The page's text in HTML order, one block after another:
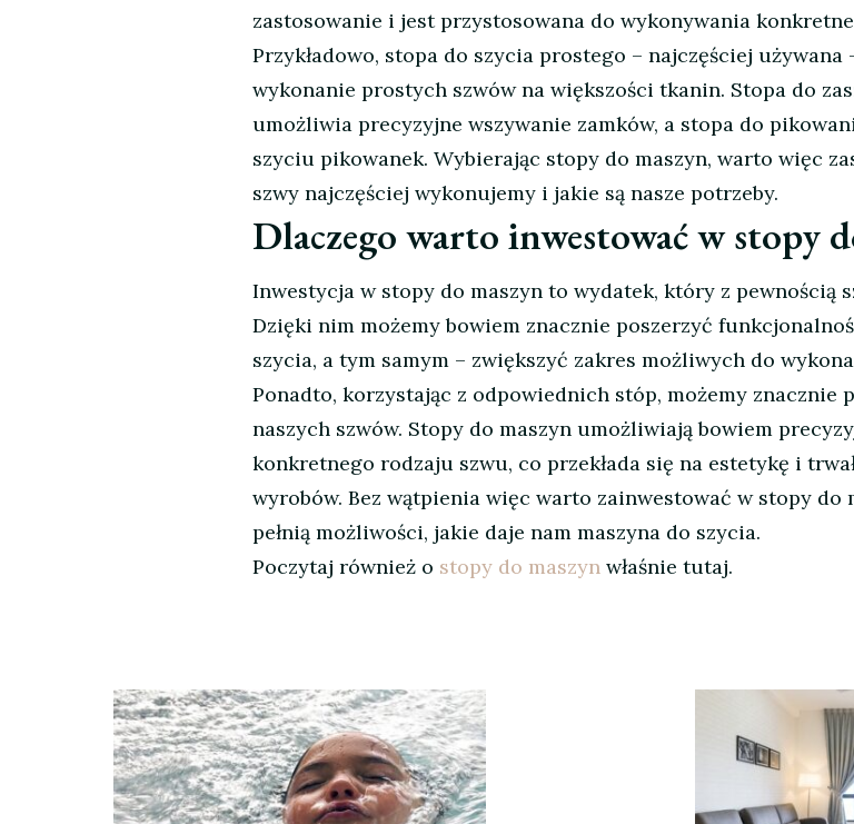
zastosowanie i jest przystosowana do wykonywania
Przykładowo, stopa do szycia prostego – najczęściej używana
wykonanie prostych szwów na większości tkanin. Stopa do
umożliwia precyzyjne wszywanie zamków, a stopa do
szyciu pikowanek. Wybierając stopy do maszyn, warto więc
szwy najczęściej wykonujemy i jakie są nasze potrzeby.
Dlaczego warto inwestować w stopy
Inwestycja w stopy do maszyn to wydatek, który z pewnością
Dzięki nim możemy bowiem znacznie poszerzyć
szycia, a tym samym – zwiększyć zakres możliwych do
Ponadto, korzystając z odpowiednich stóp, możemy znacznie
naszych szwów. Stopy do maszyn umożliwiają bowiem
konkretnego rodzaju szwu, co przekłada się na estetykę i
wyrobów. Bez wątpienia więc warto zainwestować w stopy do
pełnią możliwości, jakie daje nam maszyna do szycia.
Poczytaj również o stopy do maszyn właśnie tutaj.
Nawigacja
wpisu